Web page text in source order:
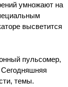
умножают на
высветится
пульсомер,
Сегодняшняя
темы.